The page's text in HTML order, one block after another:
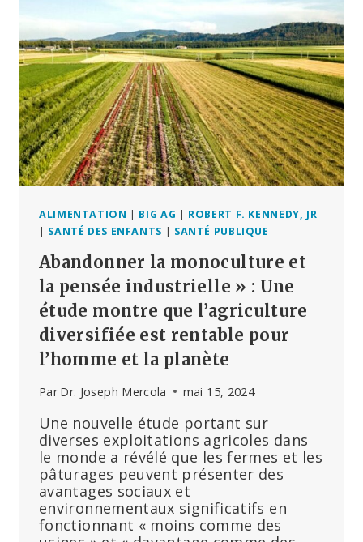
CHEMINS »,
ENCORE
UNE
FOIS
ALIMENTATION | BIG AG | ROBERT F. KENNEDY, JR
| SANTÉ DES ENFANTS | SANTÉ PUBLIQUE
Abandonner la monoculture et
la pensée industrielle » : Une
étude montre que l’agriculture
diversifiée est rentable pour
l’homme et la planète
Par Dr. Joseph Mercola mai 15, 2024
Une nouvelle étude portant sur
diverses exploitations agricoles dans
le monde a révélé que les fermes et les
pâturages peuvent présenter des
avantages sociaux et
environnementaux significatifs en
fonctionnant « moins comme des